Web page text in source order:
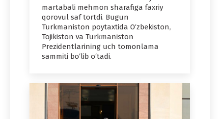
martabali mehmon sharafiga faxriy
qorovul saf tortdi. Bugun
Turkmaniston poytaxtida O‘zbekiston,
Tojikiston va Turkmaniston
Prezidentlarining uch tomonlama
sammiti bo‘lib o‘tadi.